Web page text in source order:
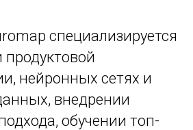
специализируется
нейронных сетях и
внедрении
обучении топ-